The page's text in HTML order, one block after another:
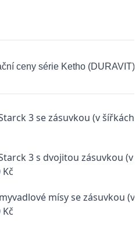
ceny série Ketho (DURAVIT)
3 se zásuvkou (v šířkách
3 s dvojitou zásuvkou (v
mísy se zásuvkou (v